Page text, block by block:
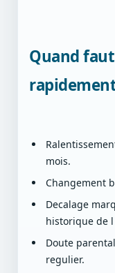
Quand
mois.
Changement
Decalage
historique de
Doute
regulier.